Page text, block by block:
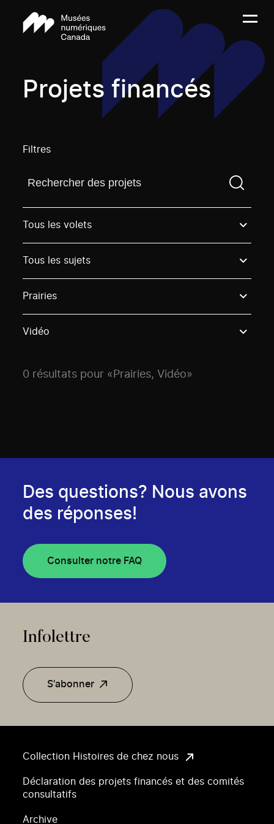
Projets financés
Filtres
Trouvez un projetVous devez saisir un terme de
Tous les volets
Tous les sujets
Prairies
Vidéo
0 résultats pour «Prairies, Vidéo»
Collection Histoires de chez nous
Déclaration des projets financés et des comités
consultatifs
Archive
Des questions? Nous avons
des réponses!
Consulter notre FAQ
Infolettre
S'abonner